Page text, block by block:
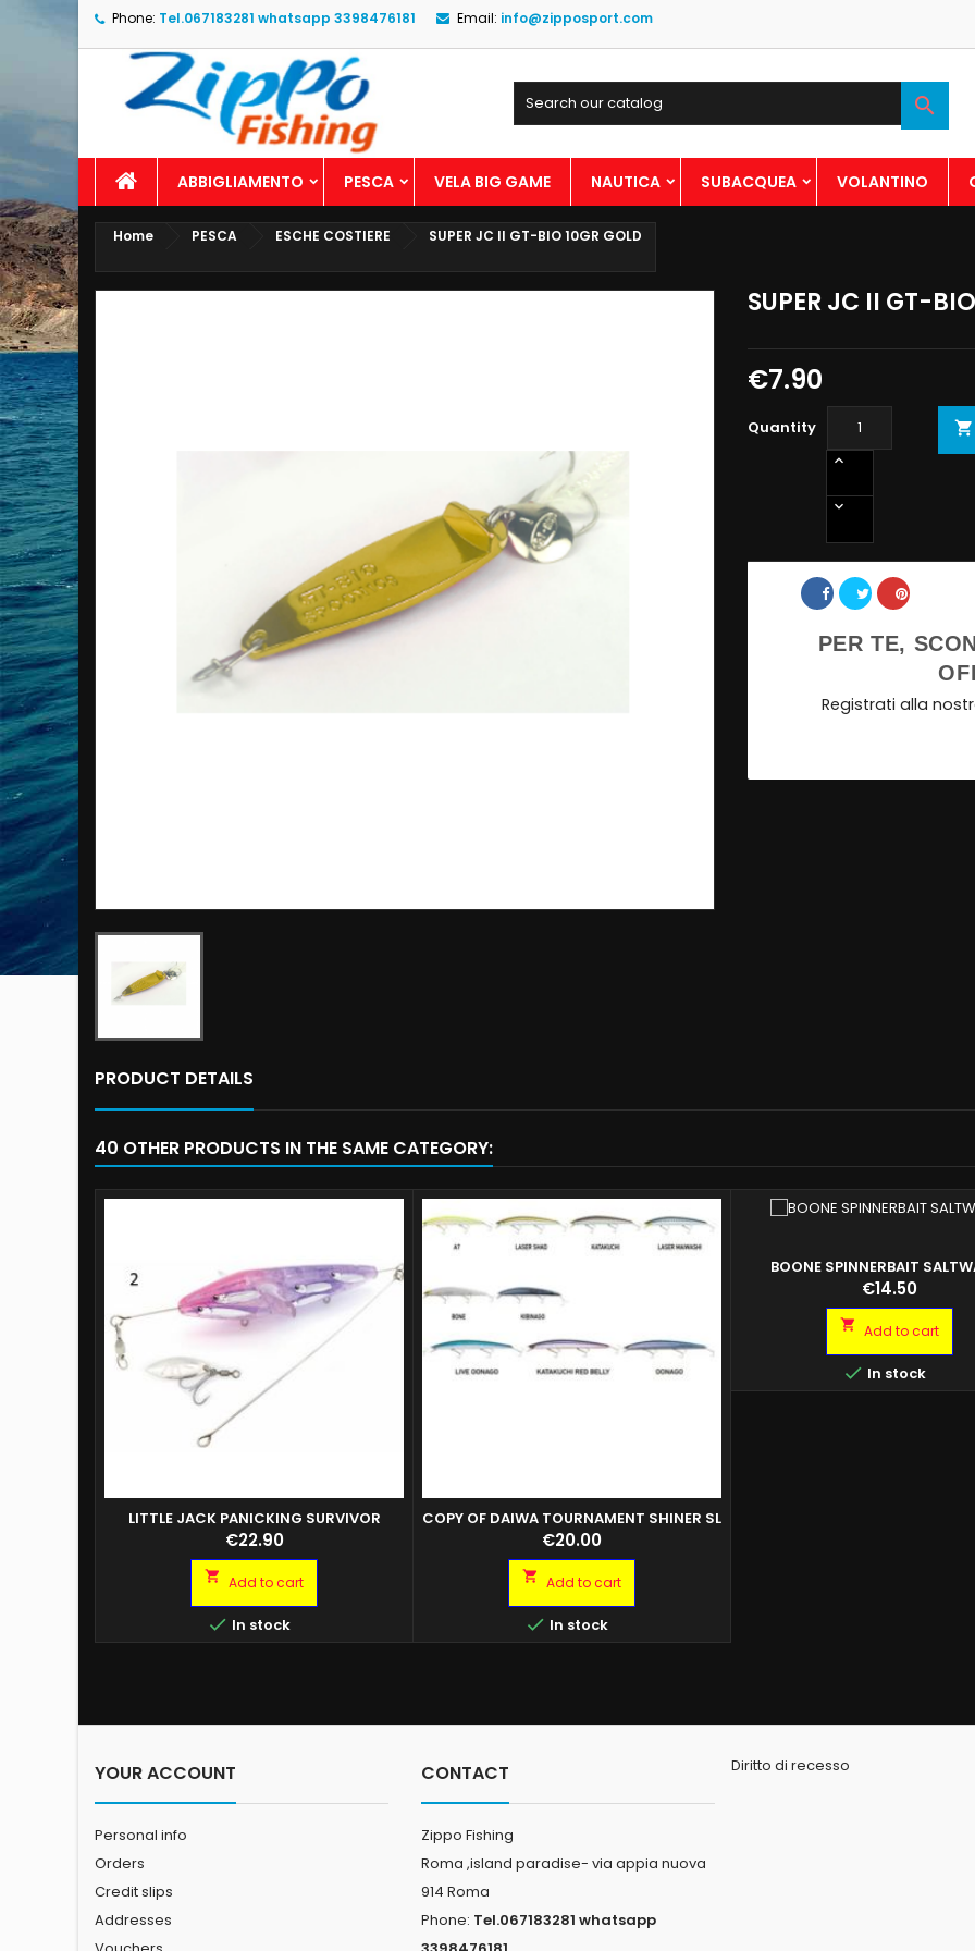
Phone: Tel.067183281 whatsapp 3398476181 Email: info@zipposport.com

ABBIGLIAMENTO PESCA VELA BIG GAME NAUTICA SUBACQUEA VOLANTINO
Home PESCA ESCHE COSTIERE SUPER JC II GT-BIO 10GR GOLD
SUPER JC II GT-
€7.90
Quantity 
PER TE,
Registrati alla
PRODUCT DETAILS
40 OTHER PRODUCTS IN THE SAME CATEGORY:
LITTLE JACK PANICKING SURVIVOR
Price
€22.90
 Add to cart
 In stock
COPY OF DAIWA TOURNAMENT SHINER SL
-F
Price
€20.00
 Add to cart
 In stock
BOONE SPINNERBAIT
Price
€14.50
 Add to cart
 In stock
YOUR ACCOUNT
Personal info
Orders
Credit slips
Addresses
CONTACT
Zippo Fishing
Roma ,island paradise- via appia nuova
914 Roma
Phone: Tel.067183281 whatsapp
Diritto di recesso